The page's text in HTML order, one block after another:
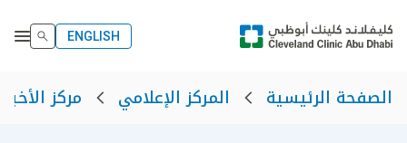
ENGLISH
الصفحة الرئيسية المركز الإعلامي مركز الأخبار